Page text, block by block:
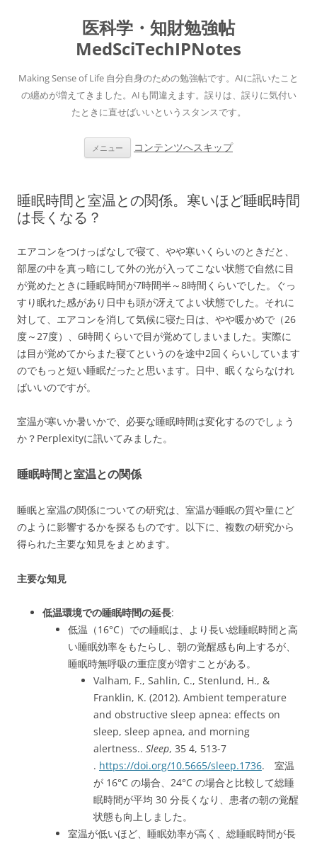
医科学・知財勉強帖
MedSciTechIPNotes
Making Sense of Life 自分自身のための勉強帖です。AIに訊いたこと
の纏めが増えてきました。AIも間違えます。誤りは、誤りに気付い
たときに直せばいいというスタンスです。
メニュー コンテンツへスキップ
睡眠時間と室温との関係。寒いほど睡眠時間
は長くなる？
エアコンをつけっぱなしで寝て、やや寒いくらいのときだと、
部屋の中を真っ暗にして外の光が入ってこない状態で自然に目
が覚めたときに睡眠時間が7時間半～8時間くらいでした。ぐっ
すり眠れた感があり日中も頭が冴えてよい状態でした。それに
対して、エアコンを消して気候に寝た日は、やや暖かめで（26
度～27度）、6時間くらいで目が覚めてしまいました。実際に
は目が覚めてからまた寝てというのを途中2回くらいしています
のでもっと短い睡眠だったと思います。日中、眠くならなけれ
ばいいのですが。
室温が寒いか暑いかで、必要な睡眠時間は変化するのでしょう
か？Perplexityに訊いてみました。
睡眠時間と室温との関係
睡眠と室温の関係についての研究は、室温が睡眠の質や量にど
のように影響するかを探るものです。以下に、複数の研究から
得られた主要な知見をまとめます。
主要な知見
低温環境での睡眠時間の延長:
低温（16°C）での睡眠は、より長い総睡眠時間と高
い睡眠効率をもたらし、朝の覚醒感も向上するが、
睡眠時無呼吸の重症度が増すことがある。
Valham, F., Sahlin, C., Stenlund, H., &
Franklin, K. (2012). Ambient temperature
and obstructive sleep apnea: effects on
sleep, sleep apnea, and morning
alertness.. Sleep, 35 4, 513-7
. https://doi.org/10.5665/sleep.1736. 室温
が 16°C の場合、24°C の場合と比較して総睡
眠時間が平均 30 分長くなり、患者の朝の覚醒
状態も向上しました。
室温が低いほど、睡眠効率が高く、総睡眠時間が長